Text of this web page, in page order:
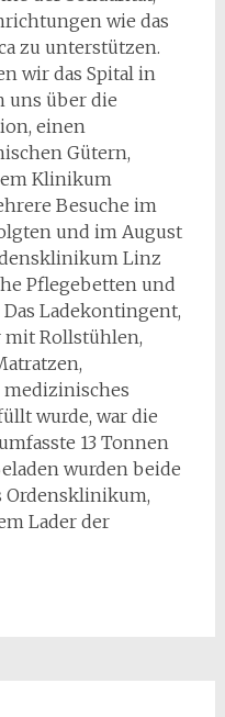
wie das
zu unterstützen.
wir das Spital in
uns über die
einen
Gütern,
Klinikum
Besuche im
und im August
Linz
Pflegebetten und
Ladekontingent,
mit Rollstühlen,
wurde, war die
13 Tonnen
wurden beide
Ordensklinikum,
Lader der